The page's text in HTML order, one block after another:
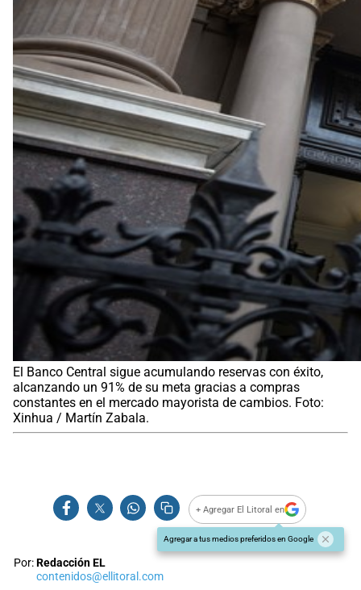
El Banco Central sigue acumulando reservas con éxito,
alcanzando un 91% de su meta gracias a compras
constantes en el mercado mayorista de cambios. Foto:
Xinhua / Martín Zabala.
+ Agregar El Litoral en
Agregar a tus medios preferidos en Google
Por:Redacción EL
contenidos@ellitoral.com